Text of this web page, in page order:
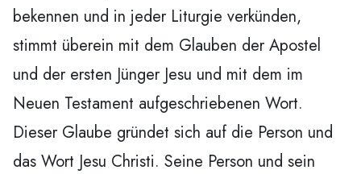
bekennen und in jeder Liturgie verkünden,
stimmt überein mit dem Glauben der Apostel
und der ersten Jünger Jesu und mit dem im
Neuen Testament aufgeschriebenen Wort.
Dieser Glaube gründet sich auf die Person und
das Wort Jesu Christi. Seine Person und sein